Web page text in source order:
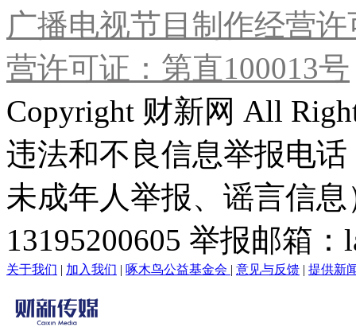
广播电视节目制作经营
营许可证：第直100013号
Copyright 财新网 All
违法和不良信息举报电
未成年人举报、谣言信
13195200605 举报邮箱
关于我们 | 加入我们 | 啄木鸟公益基金会 | 意见与反馈 | 提供新